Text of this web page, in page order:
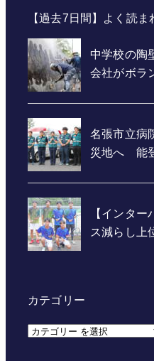
【過去7日間】よく読
カテゴリー
カ